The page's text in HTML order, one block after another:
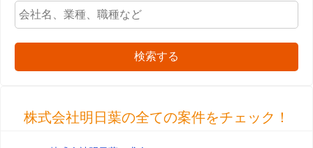
検索する
株式会社明日葉の全ての案件をチェック！